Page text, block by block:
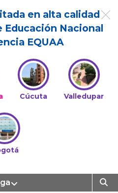
en alta calidad
Nacional
EQUAA
Cúcuta Valledupar